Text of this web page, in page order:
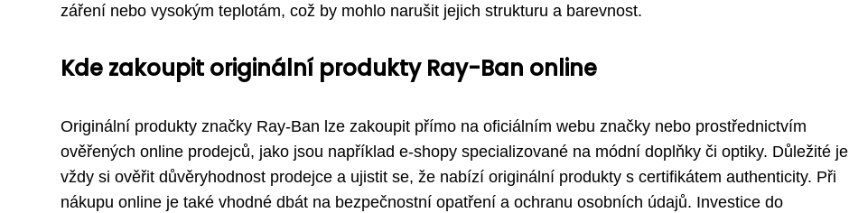
záření nebo vysokým teplotám, což by mohlo narušit jejich strukturu a barevnost.
Kde zakoupit originální produkty Ray-Ban online
Originální produkty značky Ray-Ban lze zakoupit přímo na oficiálním webu značky nebo prostřednictvím
ověřených online prodejců, jako jsou například e-shopy specializované na módní doplňky či optiky. Důležité je
vždy si ověřit důvěryhodnost prodejce a ujistit se, že nabízí originální produkty s certifikátem authenticity. Při
nákupu online je také vhodné dbát na bezpečnostní opatření a ochranu osobních údajů. Investice do